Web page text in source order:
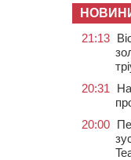
21:13
20:31
20:00